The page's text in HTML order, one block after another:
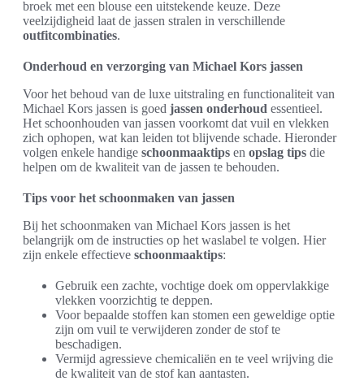
broek met een blouse een uitstekende keuze. Deze
veelzijdigheid laat de jassen stralen in verschillende
outfitcombinaties.
Onderhoud en verzorging van Michael Kors jassen
Voor het behoud van de luxe uitstraling en functionaliteit van
Michael Kors jassen is goed jassen onderhoud essentieel.
Het schoonhouden van jassen voorkomt dat vuil en vlekken
zich ophopen, wat kan leiden tot blijvende schade. Hieronder
volgen enkele handige schoonmaaktips en opslag tips die
helpen om de kwaliteit van de jassen te behouden.
Tips voor het schoonmaken van jassen
Bij het schoonmaken van Michael Kors jassen is het
belangrijk om de instructies op het waslabel te volgen. Hier
zijn enkele effectieve schoonmaaktips:
Gebruik een zachte, vochtige doek om oppervlakkige
vlekken voorzichtig te deppen.
Voor bepaalde stoffen kan stomen een geweldige optie
zijn om vuil te verwijderen zonder de stof te
beschadigen.
Vermijd agressieve chemicaliën en te veel wrijving die
de kwaliteit van de stof kan aantasten.